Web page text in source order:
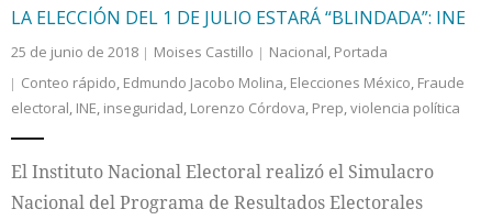
LA ELECCIÓN DEL 1 DE JULIO ESTARÁ “BLINDADA”: INE
25 de junio de 2018 Moises Castillo Nacional, Portada
Conteo rápido, Edmundo Jacobo Molina, Elecciones México, Fraude
electoral, INE, inseguridad, Lorenzo Córdova, Prep,violencia política
El Instituto Nacional Electoral realizó el Simulacro
Nacional del Programa de Resultados Electorales